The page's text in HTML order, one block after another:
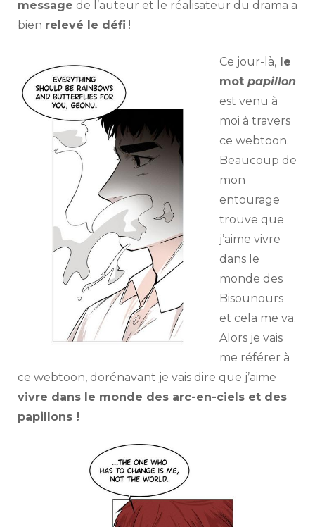
message de l’auteur et le réalisateur du drama a
bien relevé le défi !
Ce jour-là, le
mot papillon
est venu à
moi à travers
ce webtoon.
Beaucoup de
mon
entourage
trouve que
j’aime vivre
dans le
monde des
Bisounours
et cela me va.
Alors je vais
me référer à
ce webtoon, dorénavant je vais dire que j’aime
vivre dans le monde des arc-en-ciels et des
papillons !